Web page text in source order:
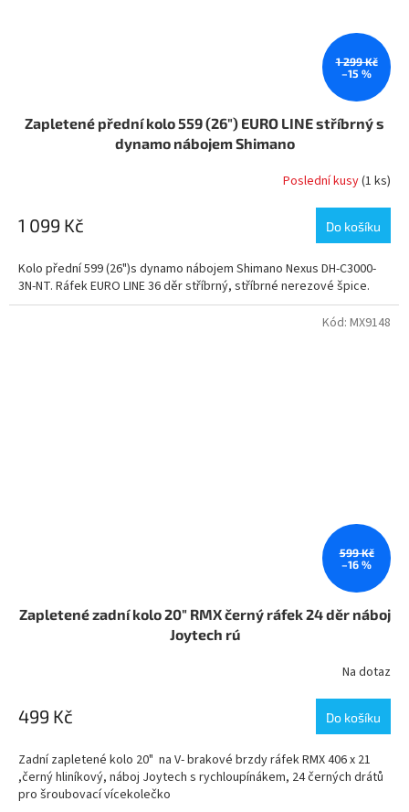
1 299 Kč
–15 %
Zapletené přední kolo 559 (26") EURO LINE stříbrný s
dynamo nábojem Shimano
Poslední kusy(1 ks)
1 099 Kč Do košíku
Kolo přední 599 (26")s dynamo nábojem Shimano Nexus DH-C3000-
3N-NT. Ráfek EURO LINE 36 děr stříbrný, stříbrné nerezové špice.
599 Kč
–16 %
Zapletené zadní kolo 20" RMX černý ráfek 24 děr náboj
Joytech rú
Na dotaz
499 Kč Do košíku
Zadní zapletené kolo 20" na V- brakové brzdy ráfek RMX 406 x 21
,černý hliníkový, náboj Joytech s rychloupínákem, 24 černých drátů
pro šroubovací vícekolečko
Kód: MX9148